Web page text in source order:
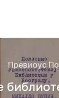
Превиоус